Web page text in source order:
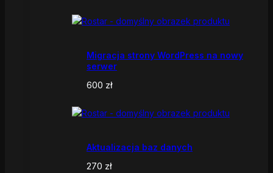
Migracja strony WordPress na nowy
serwer
600 zł
Aktualizacja baz danych
270 zł